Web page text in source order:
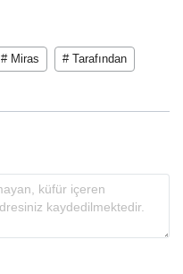
# Miras # Tarafından